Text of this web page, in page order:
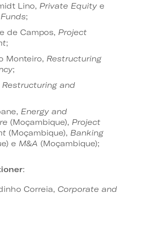
Lino, Private Equity e
;
de Campos, Project
;
Monteiro, Restructuring
;
Restructuring and
Energy and
(Moçambique), Project
(Moçambique), Banking
e M&A (Moçambique);
:
Correia, Corporate and